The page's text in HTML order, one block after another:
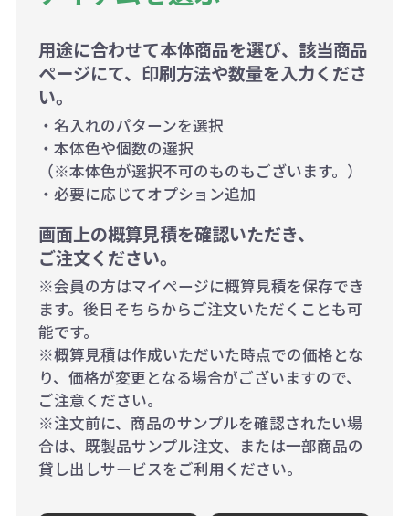
用途に合わせて本体商品を選び、該当商品
ページにて、印刷方法や数量を入力くださ
い。
・名入れのパターンを選択
・本体色や個数の選択
（※本体色が選択不可のものもございます。）
・必要に応じてオプション追加
画面上の概算見積を確認いただき、
ご注文ください。
※会員の方はマイページに概算見積を保存でき
ます。後日そちらからご注文いただくことも可
能です。
※概算見積は作成いただいた時点での価格とな
り、価格が変更となる場合がございますので、
ご注意ください。
※注文前に、商品のサンプルを確認されたい場
合は、既製品サンプル注文、または一部商品の
貸し出しサービスをご利用ください。